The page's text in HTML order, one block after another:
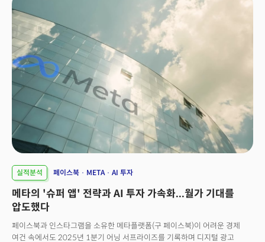
실적분석 페이스북 META AI 투자
메타의 '슈퍼 앱' 전략과 AI 투자 가속화...월가 기대를
압도했다
페이스북과 인스타그램을 소유한 메타플랫폼(구 페이스북)이 어려운 경제
여건 속에서도 2025년 1분기 어닝 서프라이즈를 기록하며 디지털 광고